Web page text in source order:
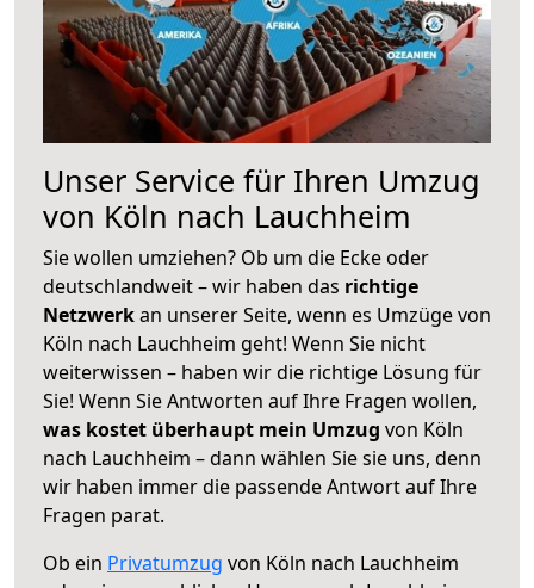
Unser Service für Ihren Umzug
von Köln nach Lauchheim
Sie wollen umziehen? Ob um die Ecke oder
deutschlandweit – wir haben das richtige
Netzwerkan unserer Seite, wenn es Umzüge von
Köln nach Lauchheim geht! Wenn Sie nicht
weiterwissen – haben wir die richtige Lösung für
Sie! Wenn Sie Antworten auf Ihre Fragen wollen,
was kostet überhaupt mein Umzug von Köln
nach Lauchheim – dann wählen Sie sie uns, denn
wir haben immer die passende Antwort auf Ihre
Fragen parat.
Ob ein Privatumzug von Köln nach Lauchheim